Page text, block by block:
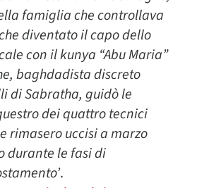
famiglia che controllava
diventato il capo dello
con il kunya “Abu Maria”
baghdadista discreto
di Sabratha, guidò le
dei quattro tecnici
rimasero uccisi a marzo
durante le fasi di
.